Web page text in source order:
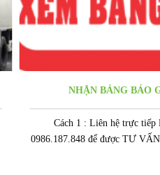
NHẬN BẢNG BÁO
Cách 1 : Liên hệ trực tiếp
0986.187.848 để được TƯ